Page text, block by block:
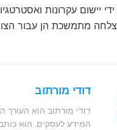
יישום עקרונות
מתמשכת הן עבור
דודי מורתוב
דודי מורתוב הוא
המידע לעסקים. הוא